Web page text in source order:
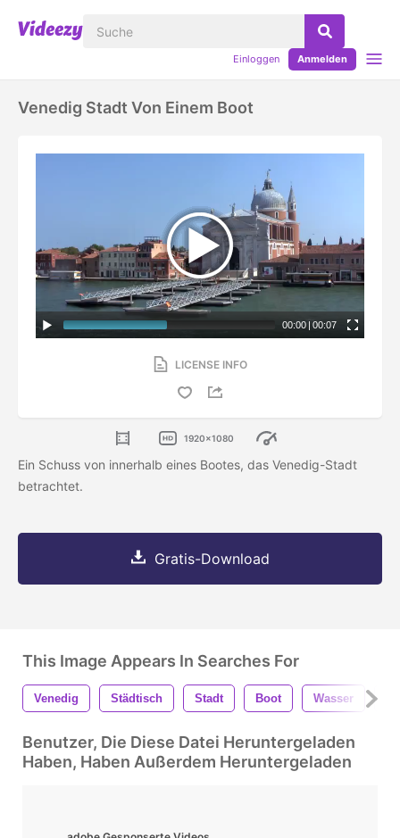
Einloggen Anmelden
Venedig Stadt Von Einem Boot
00:00 | 00:07
LICENSE INFO
1920x1080
Ein Schuss von innerhalb eines Bootes, das Venedig-Stadt
betrachtet.
Gratis-Download
This Image Appears In Searches For
Venedig Städtisch Stadt Boot Wasser
Benutzer, Die Diese Datei Heruntergeladen
Haben, Haben Außerdem Heruntergeladen